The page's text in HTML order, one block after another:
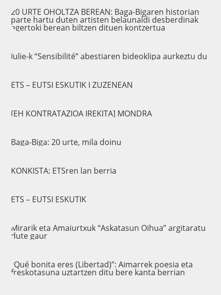
20 URTE OHOLTZA BEREAN: Baga-Bigaren historian
parte hartu duten artisten belaunaldi desberdinak
agertoki berean biltzen dituen kontzertua
Julie-k “Sensibilité” abestiaren bideoklipa aurkeztu du
ETS – EUTSI ESKUTIK I ZUZENEAN
[EH KONTRATAZIOA IREKITA] MONDRA
Baga-Biga: 20 urte, mila doinu
KONKISTA: ETSren lan berria
ETS – EUTSI ESKUTIK
Mirarik eta Amaiurtxuk “Askatasun Oihua” argitaratu
dute gaur
“Qué bonita eres (Libertad)”: Aimarrek poesia eta
freskotasuna uztartzen ditu bere kanta berrian